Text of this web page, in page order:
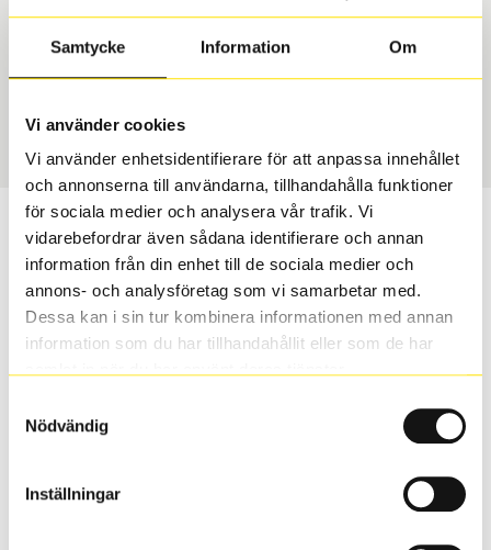
Samtycke Information Om
Vi använder cookies
Vi använder enhetsidentifierare för att anpassa innehållet
och annonserna till användarna, tillhandahålla funktioner
för sociala medier och analysera vår trafik. Vi
vidarebefordrar även sådana identifierare och annan
information från din enhet till de sociala medier och
annons- och analysföretag som vi samarbetar med.
Dessa kan i sin tur kombinera informationen med annan
information som du har tillhandahållit eller som de har
Nödvändig
Inställningar
Däcktyp
Sommar
Däckstorlek
175/65 R 14 86H
1472
Passar detta däck min bil?
Ange registreringsnummer för att se om det däck du
valt passar din bilmodell. Om du köper däck som skall
sättas på dina befintliga fälgar, se till att kolla en extra
inte vara samma dimension som bilen hade ut från